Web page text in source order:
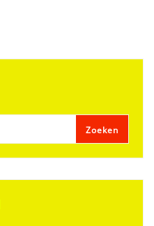
Zoeken